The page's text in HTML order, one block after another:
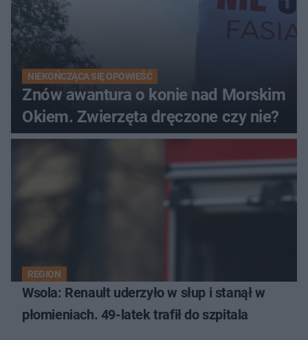
NIEKOŃCZĄCA SIĘ OPOWIEŚĆ
Znów awantura o konie nad Morskim
Okiem. Zwierzęta dręczone czy nie?
REGION
Wsola: Renault uderzyło w słup i stanął w
płomieniach. 49-latek trafił do szpitala